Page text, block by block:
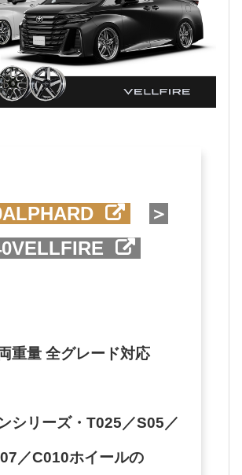
＞
重量 全グレード対応
シリーズ・T025／S05／
／C010ホイールの